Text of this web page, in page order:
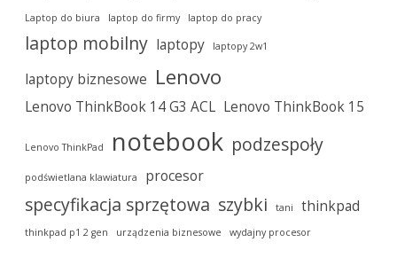
Laptop do biura laptop do firmy laptop do pracy
laptop mobilny laptopy laptopy 2w1
laptopy biznesowe Lenovo
Lenovo ThinkBook 14 G3 ACL Lenovo ThinkBook 15
Lenovo ThinkPad notebook podzespoły
podświetlana klawiatura procesor
specyfikacja sprzętowa szybki tani thinkpad
thinkpad p1 2 gen urządzenia biznesowe wydajny procesor